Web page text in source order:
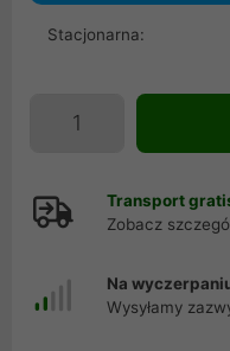
Stacjonarna:
Transport
Zobacz
Na
Wysyłamy